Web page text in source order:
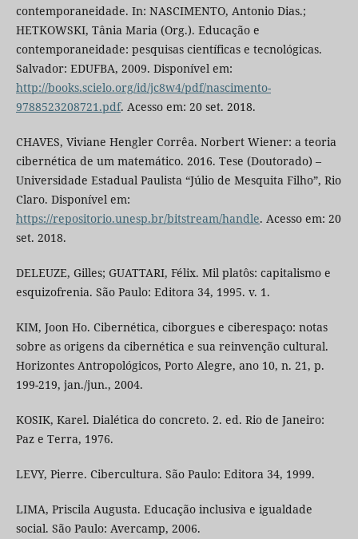
contemporaneidade. In: NASCIMENTO, Antonio Dias.;
HETKOWSKI, Tânia Maria (Org.). Educação e
contemporaneidade: pesquisas científicas e tecnológicas.
Salvador: EDUFBA, 2009. Disponível em:
http://books.scielo.org/id/jc8w4/pdf/nascimento-
9788523208721.pdf. Acesso em: 20 set. 2018.
CHAVES, Viviane Hengler Corrêa. Norbert Wiener: a teoria
cibernética de um matemático. 2016. Tese (Doutorado) –
Universidade Estadual Paulista “Júlio de Mesquita Filho”, Rio
Claro. Disponível em:
https://repositorio.unesp.br/bitstream/handle. Acesso em: 20
set. 2018.
DELEUZE, Gilles; GUATTARI, Félix. Mil platôs: capitalismo e
esquizofrenia. São Paulo: Editora 34, 1995. v. 1.
KIM, Joon Ho. Cibernética, ciborgues e ciberespaço: notas
sobre as origens da cibernética e sua reinvenção cultural.
Horizontes Antropológicos, Porto Alegre, ano 10, n. 21, p.
199-219, jan./jun., 2004.
KOSIK, Karel. Dialética do concreto. 2. ed. Rio de Janeiro:
Paz e Terra, 1976.
LEVY, Pierre. Cibercultura. São Paulo: Editora 34, 1999.
LIMA, Priscila Augusta. Educação inclusiva e igualdade
social. São Paulo: Avercamp, 2006.